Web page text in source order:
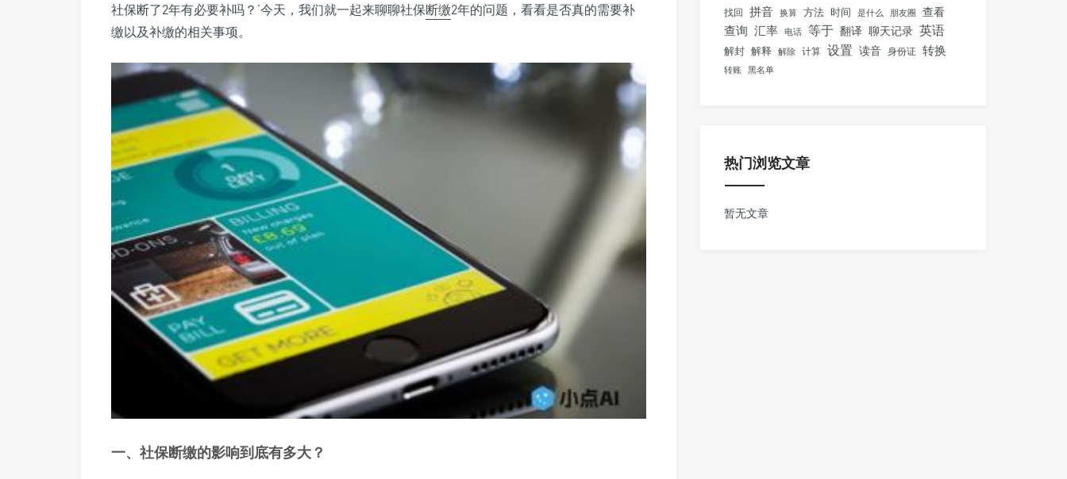
社保断了2年有必要补吗？’今天，我们就一起来聊聊社保断缴2年的问题，看看是否真的需要补
缴以及补缴的相关事项。
一、社保断缴的影响到底有多大？
找回 拼音 换算 方法 时间 是什么 朋友圈 查看
查询 汇率 电话 等于 翻译 聊天记录 英语
解封 解释 解除 计算 设置 读音 身份证 转换
转账 黑名单
热门浏览文章
暂无文章